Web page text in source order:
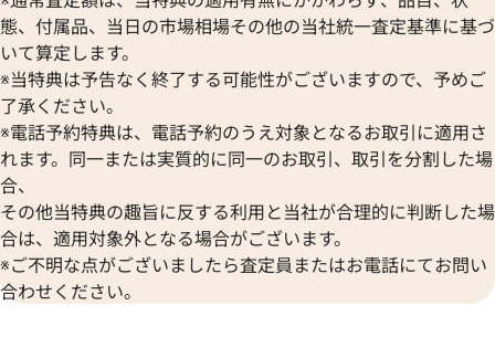
態、付属品、当日の市場相場その他の当社統一査定基準に基づ
いて算定します。
※当特典は予告なく終了する可能性がございますので、予めご
了承ください。
※電話予約特典は、電話予約のうえ対象となるお取引に適用さ
れます。同一または実質的に同一のお取引、取引を分割した場
合、
その他当特典の趣旨に反する利用と当社が合理的に判断した場
合は、適用対象外となる場合がございます。
※ご不明な点がございましたら査定員またはお電話にてお問い
合わせください。